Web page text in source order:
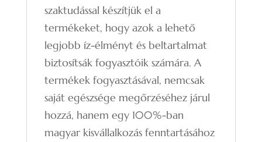
szaktudással készítjük el a
termékeket, hogy azok a lehető
legjobb íz-élményt és beltartalmat
biztosítsák fogyasztóik számára. A
termékek fogyasztásával, nemcsak
saját egészsége megőrzéséhez járul
hozzá, hanem egy 100%-ban
magyar kisvállalkozás fenntartásához